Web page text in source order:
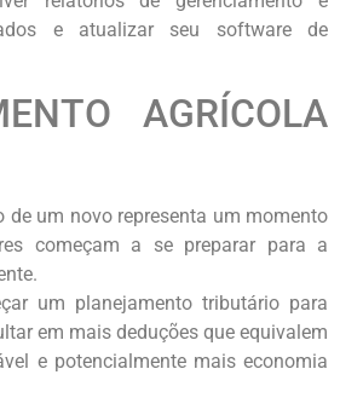
e atualizar seu software de
AGRÍCOLA
de um novo representa um momento
começam a se preparar para a
um planejamento tributário para
em mais deduções que equivalem
e potencialmente mais economia